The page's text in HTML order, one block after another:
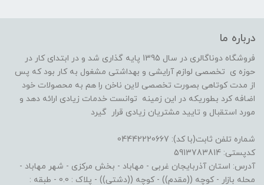
درباره ما
فروشگاه دوناگالری در سال 1395 پایه گذاری شد و در ابتدای کار در
حوزه ی تخصصی لوازم آرایشی و بهداشتی مشغول به کار بود که پس
از مدت کوتاهی بصورت تخصصی لاین ناخن را هم به محصولات خود
اضافه کرد بطوریکه در این زمینه توانست خدمات زیادی ارائه دهد و
مورد استقبال و تایید مشتریان زیادی قرار گیرد
شماره تلفن ثابت(با کد): 04442220667
کدپستی: 5913783814
آدرس: استان آذربایجان غربی - مهاباد - بخش مرکزی - شهر مهاباد -
محله بازار - کوچه ((مقدم)) - کوچه ((دشتی)) - پلاک : 0.0 - طبقه :